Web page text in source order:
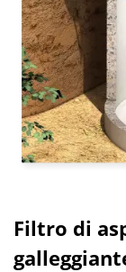
Filtro di